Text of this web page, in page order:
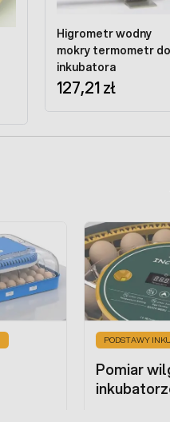
Higrometr wodny
mokry termometr do
inkubatora
127,21 zł
PODSTAWY
Pomiar